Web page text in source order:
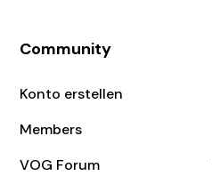
Community
Konto erstellen
Members
VOG Forum